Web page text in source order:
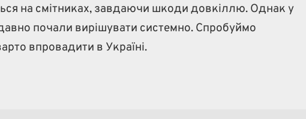
на смітниках, завдаючи шкоди довкіллю. Однак у
почали вирішувати системно. Спробуймо
впровадити в Україні.